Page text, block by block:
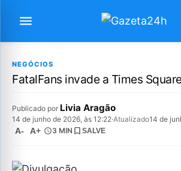
NEGÓCIOS
FatalFans invade a Times
Publicado por Livia Aragão
14 de junho de 2026, às 12:22·Atualizado14 de
A- A+ 3 MIN SALVE